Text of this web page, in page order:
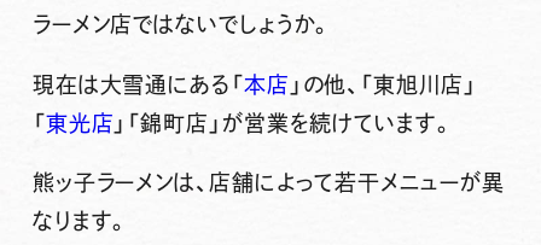
ラーメン店ではないでしょうか。
現在は大雪通にある「本店 」の他、「東旭川店」
「東光店 」「錦町店」が営業を続けています。
熊ッ子ラーメンは、店舗によって若干メニューが異
なります。